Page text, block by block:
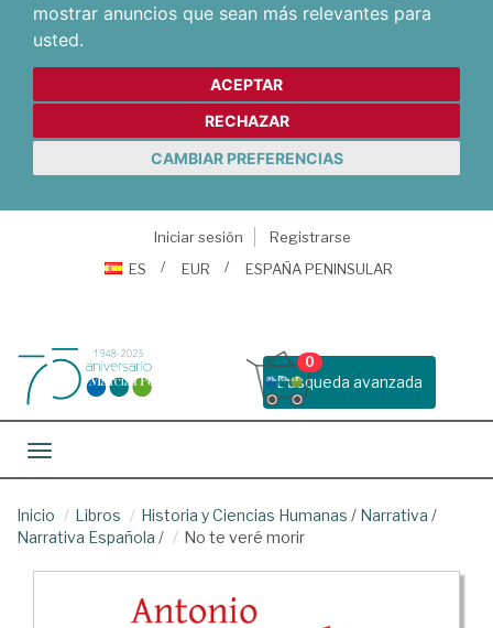
mostrar anuncios que sean más relevantes para
usted.
ACEPTAR
RECHAZAR
CAMBIAR PREFERENCIAS
Iniciar sesión
Registrarse
ES
EUR ESPAÑA PENINSULAR
Busqueda avanzada
0
Toggle navigation
Inicio Libros Historia y Ciencias Humanas / Narrativa /
Narrativa Española / No te veré morir